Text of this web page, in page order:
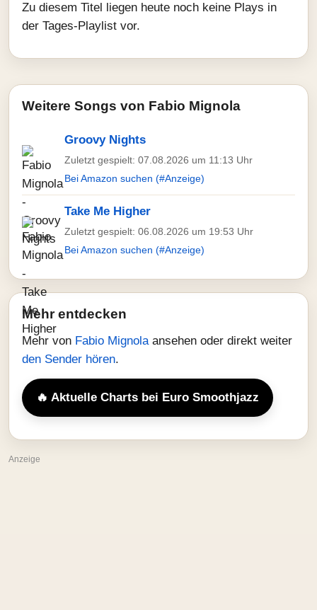
Zu diesem Titel liegen heute noch keine Plays in
der Tages-Playlist vor.
Weitere Songs von Fabio Mignola
Groovy Nights
Zuletzt gespielt: 07.08.2026 um 11:13 Uhr
Bei Amazon suchen (#Anzeige)
Take Me Higher
Zuletzt gespielt: 06.08.2026 um 19:53 Uhr
Bei Amazon suchen (#Anzeige)
Mehr entdecken
Mehr von Fabio Mignola ansehen oder direkt weiter
den Sender hören.
🔥 Aktuelle Charts bei Euro Smoothjazz
Anzeige